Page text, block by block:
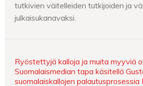
tutkivien väitelleiden tutkijoiden ja
julkaisukanavaksi.
Ryöstettyjä kalloja ja muita myyviä
Suomalaismedian tapa käsitellä
suomalaiskallojen palautusprosessia